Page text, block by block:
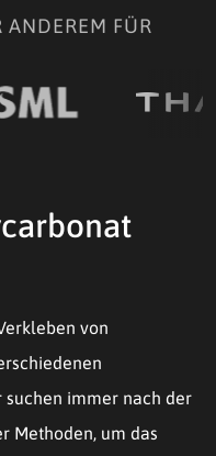
ANDEREM FÜR
von
suchen immer nach der
Methoden, um das